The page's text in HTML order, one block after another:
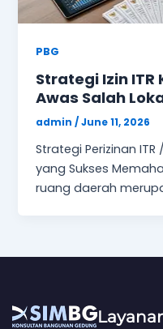
PBG
Strategi Izin ITR
Awas Salah
admin/June 11, 2026
Strategi Perizinan ITR
yang Sukses
ruang daerah